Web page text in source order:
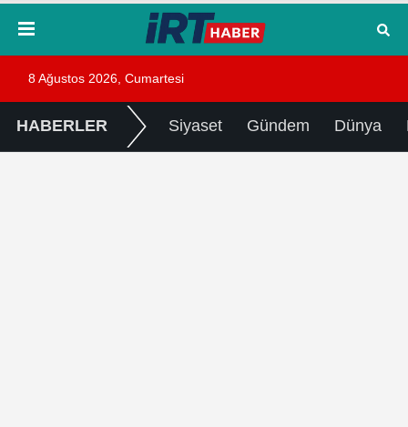
8 Ağustos 2026, Cumartesi
HABERLER Siyaset Gündem Dünya